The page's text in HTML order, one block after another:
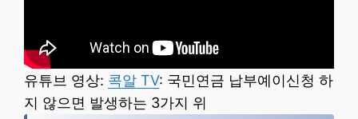
유튜브 영상: 콕알 TV: 국민연금 납부예이신청 하
지 않으면 발생하는 3가지 위